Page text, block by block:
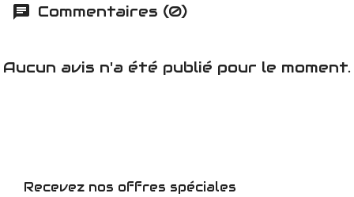
Commentaires (0)
Aucun avis n'a été publié pour le moment.
Recevez nos offres spéciales